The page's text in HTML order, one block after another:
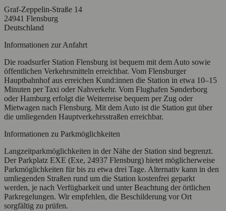
Graf-Zeppelin-Straße 14
24941 Flensburg
Deutschland
Informationen zur Anfahrt
Die roadsurfer Station Flensburg ist bequem mit dem Auto sowie
öffentlichen Verkehrsmitteln erreichbar. Vom Flensburger
Hauptbahnhof aus erreichen Kund:innen die Station in etwa 10–15
Minuten per Taxi oder Nahverkehr. Vom Flughafen Sønderborg
oder Hamburg erfolgt die Weiterreise bequem per Zug oder
Mietwagen nach Flensburg. Mit dem Auto ist die Station gut über
die umliegenden Hauptverkehrsstraßen erreichbar.
Informationen zu Parkmöglichkeiten
Langzeitparkmöglichkeiten in der Nähe der Station sind begrenzt.
Der Parkplatz EXE (Exe, 24937 Flensburg) bietet möglicherweise
Parkmöglichkeiten für bis zu etwa drei Tage. Alternativ kann in den
umliegenden Straßen rund um die Station kostenfrei geparkt
werden, je nach Verfügbarkeit und unter Beachtung der örtlichen
Parkregelungen. Wir empfehlen, die Beschilderung vor Ort
sorgfältig zu prüfen.